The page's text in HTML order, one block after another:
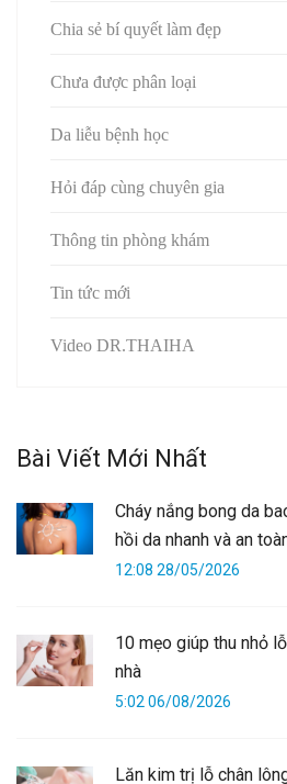
Chia sẻ bí quyết làm đẹp
Chưa được phân loại
Da liễu bệnh học
Hỏi đáp cùng chuyên gia
Thông tin phòng khám
Tin tức mới
Video DR.THAIHA
Bài Viết Mới Nhất
Cháy nắng bong da
hồi da nhanh và an
12:08 28/05/2026
10 mẹo giúp thu nhỏ
nhà
5:02 06/08/2026
Lăn kim trị lỗ chân